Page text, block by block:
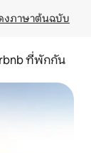
งภาษาต้นฉบับ
ที่พักกัน